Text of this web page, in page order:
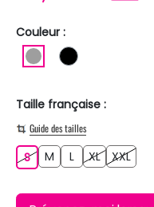
Couleur :
GRIS NOIR
Taille française :
Guide des tailles
SS M L XLXL XXLXXL